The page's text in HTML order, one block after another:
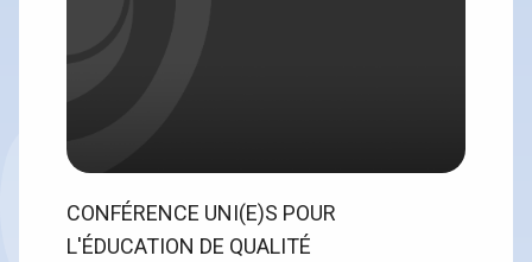
CONFÉRENCE UNI(E)S POUR
L'ÉDUCATION DE QUALITÉ